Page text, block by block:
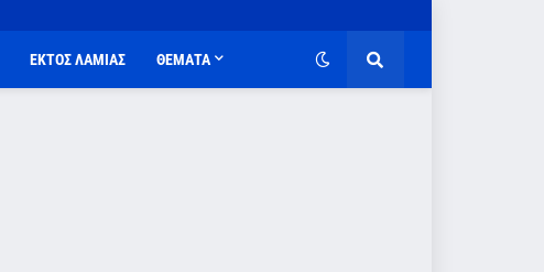
ΕΚΤΟΣ ΛΑΜΙΑΣ ΘΕΜΑΤΑ